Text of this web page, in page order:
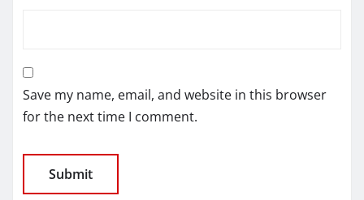
Save my name, email, and website in this browser
for the next time I comment.